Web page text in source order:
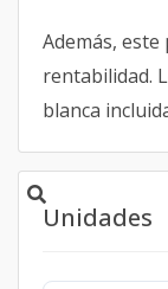
Además,
rentabilidad.
blanca
Unidades